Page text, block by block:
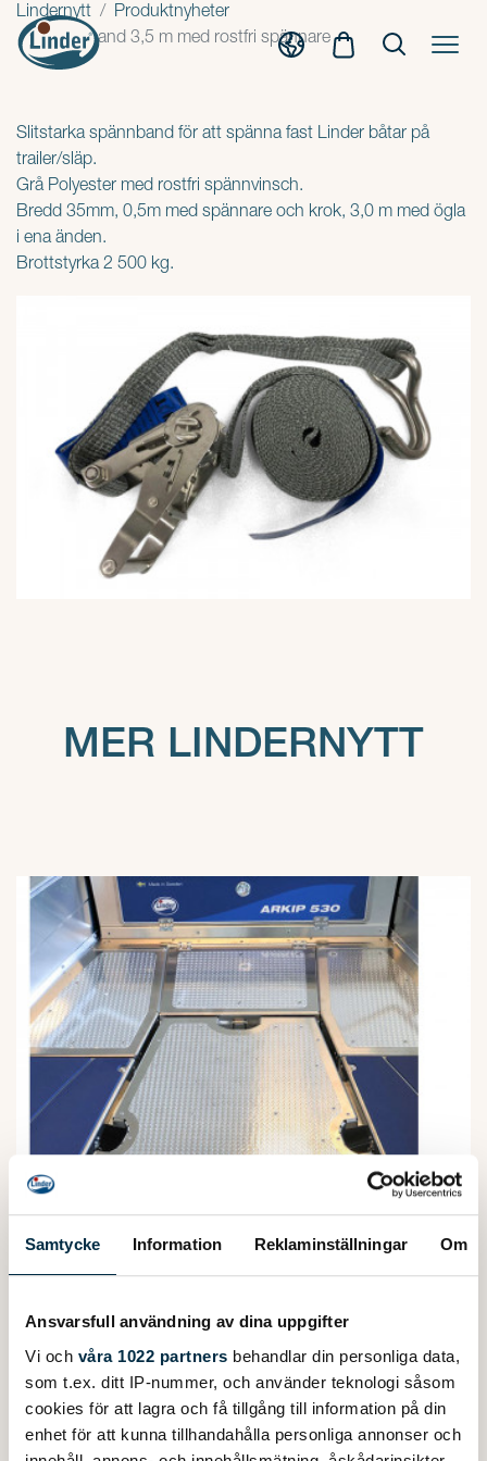
Samtycke Information Reklaminställningar Om
Ansvarsfull användning av dina uppgifter
Vi och våra 1022 partners behandlar din personliga data,
som t.ex. ditt IP-nummer, och använder teknologi såsom
cookies för att lagra och få tillgång till information på din
enhet för att kunna tillhandahålla personliga annonser och
Lindernytt
Produktnyheter
Spännband 3,5 m med rostfri spännare
Slitstarka spännband för att spänna fast Linder båtar på
trailer/släp.
Grå Polyester med rostfri spännvinsch.
Bredd 35mm, 0,5m med spännare och krok, 3,0 m med ögla
i ena änden.
Brottstyrka 2 500 kg.
MER LINDERNYTT
2020-01-03
FISKEDÄCK/SOLDÄCK TILL ARKIP
530 BR